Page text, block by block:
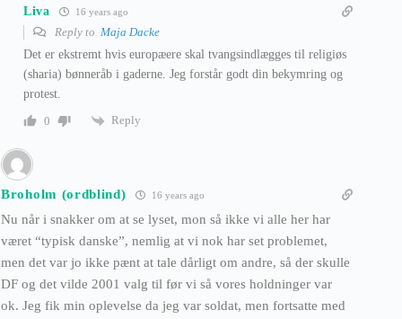
Liva 16 years ago
Reply to Maja Dacke
Det er ekstremt hvis europæere skal tvangsindlægges til religiøs
(sharia) bønneråb i gaderne. Jeg forstår godt din bekymring og
protest.
0
Reply
Broholm (ordblind) 16 years ago
Nu når i snakker om at se lyset, mon så ikke vi alle her har
været “typisk danske”, nemlig at vi nok har set problemet,
men det var jo ikke pænt at tale dårligt om andre, så der skulle
DF og det vilde 2001 valg til før vi så vores holdninger var
ok. Jeg fik min oplevelse da jeg var soldat, men fortsatte med